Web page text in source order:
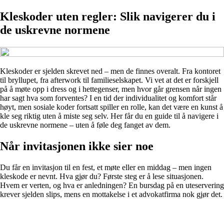
Kleskoder uten regler: Slik navigerer du i
de uskrevne normene
Kleskoder er sjelden skrevet ned – men de finnes overalt. Fra kontoret
til bryllupet, fra afterwork til familieselskapet. Vi vet at det er forskjell
på å møte opp i dress og i hettegenser, men hvor går grensen når ingen
har sagt hva som forventes? I en tid der individualitet og komfort står
høyt, men sosiale koder fortsatt spiller en rolle, kan det være en kunst å
kle seg riktig uten å miste seg selv. Her får du en guide til å navigere i
de uskrevne normene – uten å føle deg fanget av dem.
Når invitasjonen ikke sier noe
Du får en invitasjon til en fest, et møte eller en middag – men ingen
kleskode er nevnt. Hva gjør du? Første steg er å lese situasjonen.
Hvem er verten, og hva er anledningen? En bursdag på en uteservering
krever sjelden slips, mens en mottakelse i et advokatfirma nok gjør det.